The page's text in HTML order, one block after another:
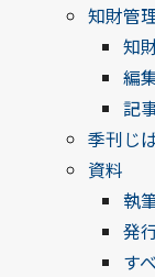
知財管
知
編
記
季刊じ
資料
執
発
す